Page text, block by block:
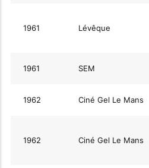
1961 Lévêque
1961 SEM
1962 Ciné Gel Le Mans
1962 Ciné Gel Le Mans